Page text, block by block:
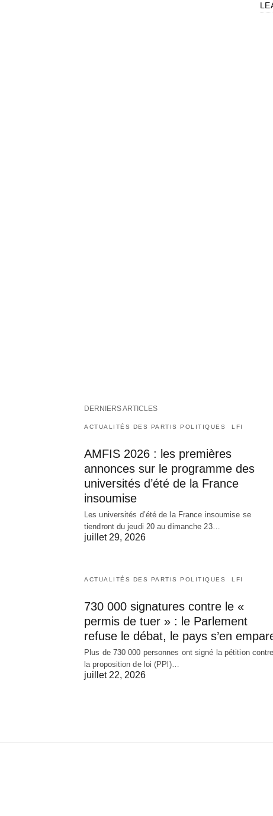
DERNIERS ARTICLES
ACTUALITÉS DES PARTIS POLITIQUES LFI
AMFIS 2026 : les premières
annonces sur le programme des
universités d’été de la France
insoumise
Les universités d’été de la France insoumise se
tiendront du jeudi 20 au dimanche 23…
juillet 29, 2026
ACTUALITÉS DES PARTIS POLITIQUES LFI
730 000 signatures contre le «
permis de tuer » : le Parlement
refuse le débat, le pays s’en
Plus de 730 000 personnes ont signé la pétition contre
la proposition de loi (PPl)…
juillet 22, 2026